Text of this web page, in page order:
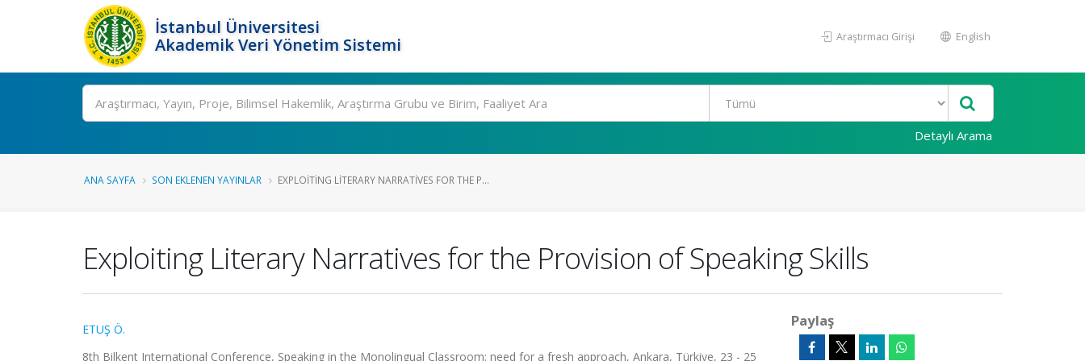
İstanbul Üniversitesi
Akademik Veri Yönetim Sistemi
Araştırmacı Girişi English
Ara
Detaylı Arama
ANA SAYFA SON EKLENEN YAYINLAR EXPLOITING LITERARY NARRATIVES FOR THE P...
Exploiting Literary Narratives for the Provision of Speaking Skills
ETUŞ Ö.
8th Bilkent International Conference, Speaking in the Monolingual Classroom: need for a fresh approach, Ankara, Türkiye, 23 - 25
Paylaş